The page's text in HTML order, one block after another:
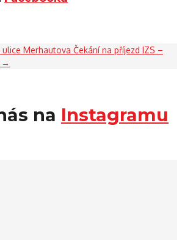
Merhautova Čekání na příjezd IZS –
→
na Instagramu